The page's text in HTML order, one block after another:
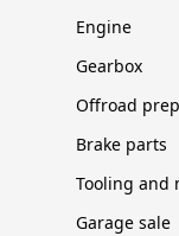
Engine
Gearbox
Offroad
Brake parts
Tooling and
Garage sale